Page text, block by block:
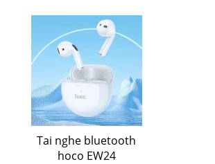
Tai nghe bluetooth
hoco EW24